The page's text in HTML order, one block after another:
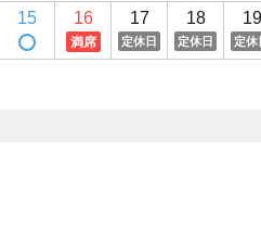
15 16
満席
17
定休日
18
定休日
19
定休